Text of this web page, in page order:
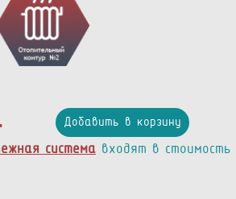
Добавить в корзину
система входят в стоимость